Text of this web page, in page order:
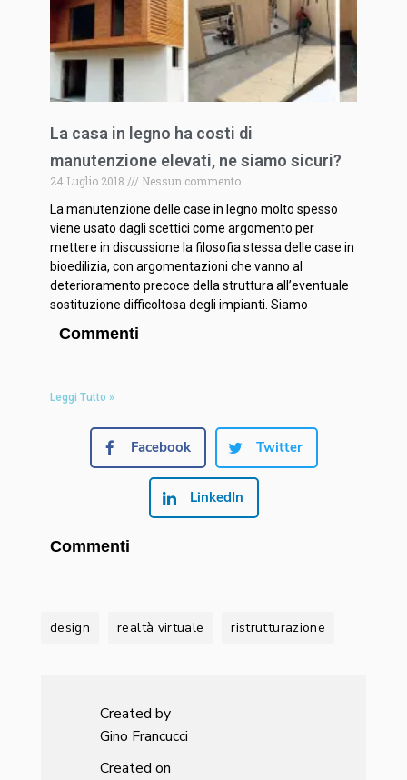
La casa in legno ha costi di
manutenzione elevati, ne siamo sicuri?
24 Luglio 2018
Nessun commento
La manutenzione delle case in legno molto spesso
viene usato dagli scettici come argomento per
mettere in discussione la filosofia stessa delle case in
bioedilizia, con argomentazioni che vanno al
deterioramento precoce della struttura all’eventuale
sostituzione difficoltosa degli impianti. Siamo
Commenti
Leggi Tutto »
Facebook Twitter
LinkedIn
Commenti
design realtà virtuale ristrutturazione
Created by
Gino Francucci
Created on